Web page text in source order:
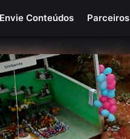
Envie Conteúdos Parceiros